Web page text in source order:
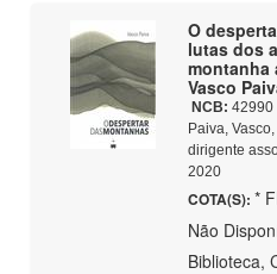
O
lutas dos
montanha
Vasco
NCB: 42990
Paiva,
dirigente
2020
COTA(S): *
Não
Biblioteca,